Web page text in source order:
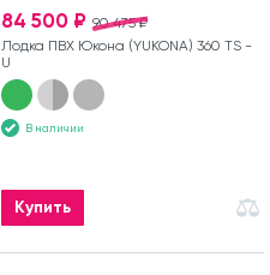
90 475 ₽
84 500 ₽
Лодка ПВХ Юкона (YUKONA) 360 TS -
U
В наличии
Купить